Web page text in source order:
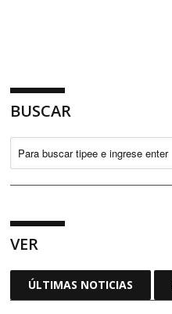
BUSCAR
VER
ÚLTIMAS NOTICIAS